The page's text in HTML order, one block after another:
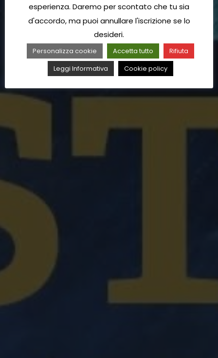
esperienza. Daremo per scontato che tu sia
d'accordo, ma puoi annullare l'iscrizione se lo
desideri.
Personalizza cookie Accetta tutto
Rifiuta
Leggi Informativa
Cookie policy